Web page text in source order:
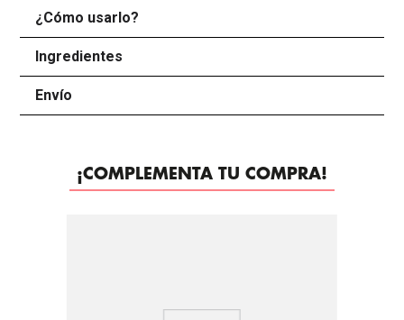
¿Cómo usarlo?
Ingredientes
Envío
¡COMPLEMENTA TU COMPRA!